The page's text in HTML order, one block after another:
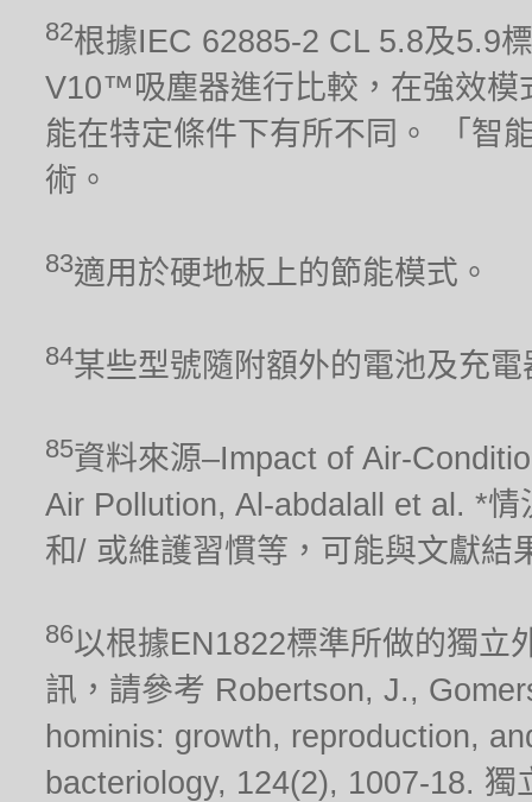
82根據IEC 62885-2 CL 5.8及5.9
V10™吸塵器進行比較，在強效模
能在特定條件下有所不同。 「智
術。
83適用於硬地板上的節能模式。
84某些型號隨附額外的電池及充
85資料來源–Impact of Air-
Air Pollution, Al-abdalall et al. *
和/ 或維護習慣等，可能與文獻結
86以根據EN1822標準所做的獨立
訊，請參考 Robertson, J.,
hominis: growth, reproduction,
bacteriology, 124(2), 1007-18.